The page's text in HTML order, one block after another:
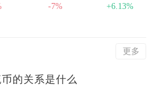
-7% +6.13%
更多
的关系是什么